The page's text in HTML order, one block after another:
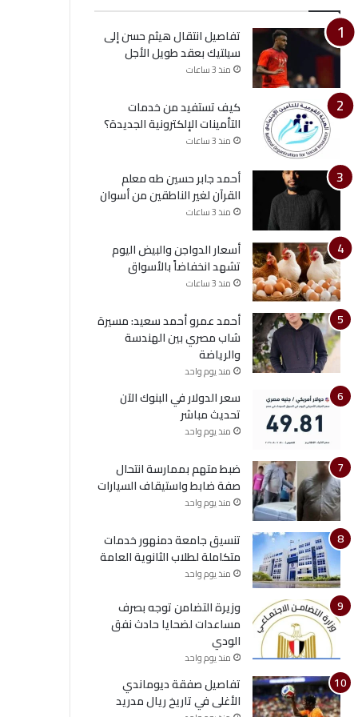
تفاصيل انتقال هيثم حسن إلى
سيلتيك بعقد طويل الأجل
منذ 3 ساعات
كيف تستفيد من خدمات
التأمينات الإلكترونية الجديدة؟
منذ 3 ساعات
أحمد جابر حسين طه معلم
القرآن لغير الناطقين من أسوان
منذ 3 ساعات
أسعار الدواجن والبيض اليوم
تشهد انخفاضاً بالأسواق
منذ 3 ساعات
أحمد عمرو أحمد سعيد: مسيرة
شاب مصري بين الهندسة
والرياضة
منذ يوم واحد
سعر الدولار في البنوك الآن
تحديث مباشر
منذ يوم واحد
ضبط متهم بممارسة انتحال
صفة ضابط واستيقاف السيارات
منذ يوم واحد
تنسيق جامعة دمنهور خدمات
متكاملة لطلاب الثانوية العامة
منذ يوم واحد
وزيرة التضامن توجه بصرف
مساعدات لضحايا حادث نفق
الودي
منذ يوم واحد
تفاصيل صفقة ديوماندي
الأغلى في تاريخ ريال مدريد